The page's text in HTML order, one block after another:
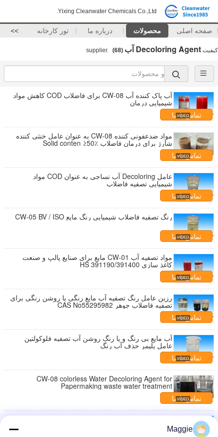
Yixing Cleanwater Chemicals Co.,Ltd.
صفحه اصلی محصولات درباره ما تور کارخانه >>
کیفیت Decoloring Agent آب (68)
آب پاک کننده آب CW-08 برای فاضلاب COD کاهش مواد
شیمیایی درمان
تماس با ما
مواد ضدعفونی کننده CW-08 به عنوان عامل خنثی کننده
شارژ برای درمان فاضلاب Solid conten ≥50٪
تماس با ما
عامل Decoloring آب نساجی به عنوان COD مواد
شیمیایی تصفیه فاضلاب
تماس با ما
رنگ تصفیه فاضلاب شیمیایی رنگ مایع CW-05 BV / ISO
تماس با ما
مواد تصفیه آب CW-01 مایع برای صنایع پالپ و صنعت
کاغذ سازی HS 391190/391400
تماس با ما
رزین عامل رنگ تصفیه آب مایع رنگی یا روشن رنگی برای
تصفیه فاضلاب جوهر CAS No55295982
تماس با ما
آب مایع بی رنگ و یا رنگ روشن آب تصفیه فلوکولتین
عامل پلیمر حذف آب رنگ
تماس با ما
CW-08 colorless Water Decoloring Agent for
Papermaking waste water treatment
تماس با ما
Colorless or light-color liquid Water treatment
chemicalMaggie